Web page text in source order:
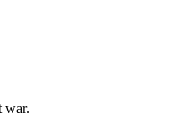
war.